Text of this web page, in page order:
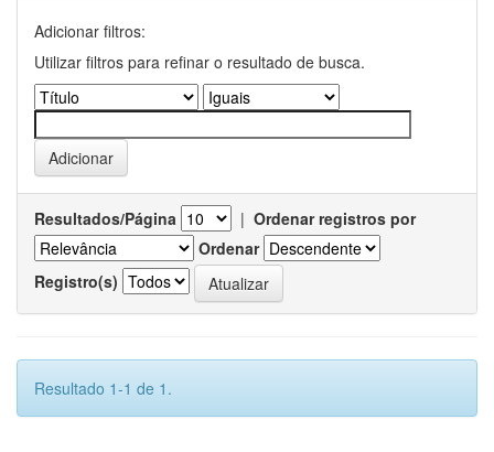
Adicionar filtros:
Utilizar filtros para refinar o resultado de busca.
Resultados/Página | Ordenar registros por
Ordenar
Registro(s)
Resultado 1-1 de 1.